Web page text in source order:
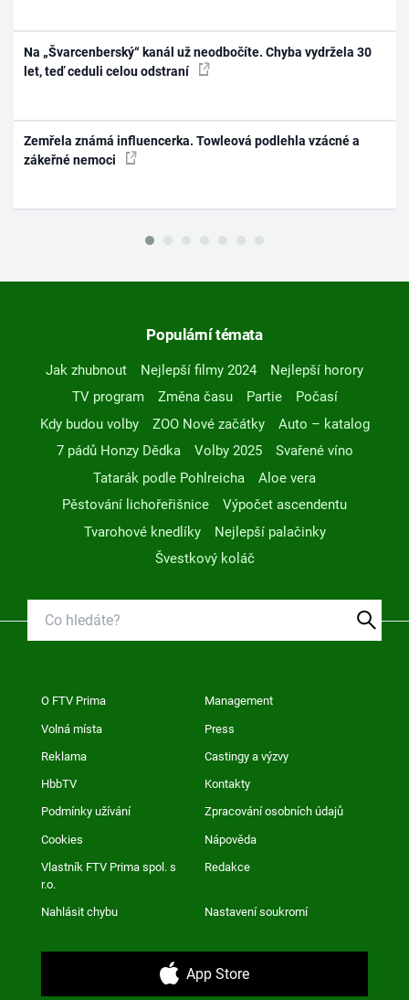
Na „Švarcenberský“ kanál už neodbočíte. Chyba vydržela 30
let, teď ceduli celou odstraní
Zemřela známá influencerka. Towleová podlehla vzácné a
zákeřné nemoci
Populární témata
Jak zhubnout Nejlepší filmy 2024
Nejlepší horory
TV program
Změna času Partie
Počasí
Kdy budou volby
ZOO Nové začátky
Auto – katalog
7 pádů Honzy Dědka
Volby 2025
Svařené víno
Tatarák podle Pohlreicha
Aloe vera
Pěstování lichořeřišnice
Výpočet ascendentu
Tvarohové knedlíky
Nejlepší palačinky
Švestkový koláč
O FTV Prima Management
Volná místa Press
Reklama Castingy a výzvy
HbbTV Kontakty
Podmínky užívání Zpracování osobních údajů
Cookies Nápověda
Vlastník FTV Prima spol. s
r.o.
Redakce
Nahlásit chybu Nastavení soukromí
App Store